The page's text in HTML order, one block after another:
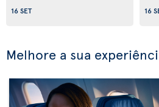
16 SET
16
Melhore a sua